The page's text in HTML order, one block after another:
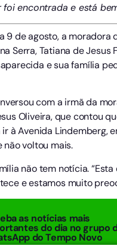
foi encontrada e está
9 de agosto, a moradora
Serra, Tatiana de Jesus
e sua família
com a irmã da
Oliveira, que contou
à Avenida Lindemberg,
não voltou mais.
não tem notícia.
e estamos muito
as notícias mais
do dia no grupo
do Tempo Novo